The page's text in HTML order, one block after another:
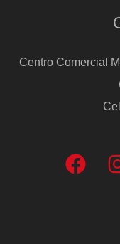
Centro Comercial